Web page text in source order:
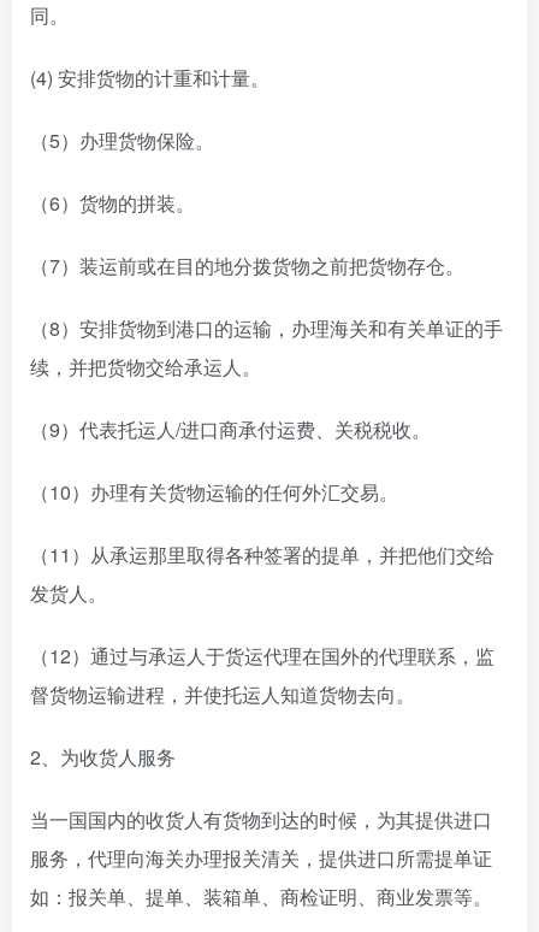
同。
(4) 安排货物的计重和计量。
（5）办理货物保险。
（6）货物的拼装。
（7）装运前或在目的地分拨货物之前把货物存仓。
（8）安排货物到港口的运输，办理海关和有关单证的手
续，并把货物交给承运人。
（9）代表托运人/进口商承付运费、关税税收。
（10）办理有关货物运输的任何外汇交易。
（11）从承运那里取得各种签署的提单，并把他们交给
发货人。
（12）通过与承运人于货运代理在国外的代理联系，监
督货物运输进程，并使托运人知道货物去向。
2、为收货人服务
当一国国内的收货人有货物到达的时候，为其提供进口
服务，代理向海关办理报关清关，提供进口所需提单证
如：报关单、提单、装箱单、商检证明、商业发票等。